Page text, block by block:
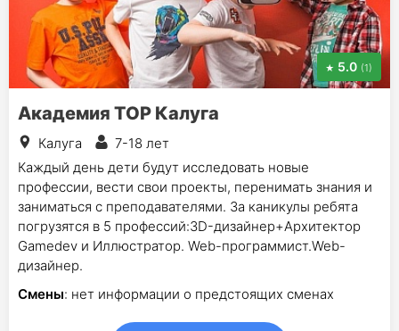
5.0 (1)
Академия TOP Калуга
Калуга
7-18 лет
Каждый день дети будут исследовать новые
профессии, вести свои проекты, перенимать знания и
заниматься с преподавателями. За каникулы ребята
погрузятся в 5 профессий:3D-дизайнер+Архитектор
Gamedev и Иллюстратор. Web-программист.Web-
дизайнер.
Смены: нет информации о предстоящих сменах